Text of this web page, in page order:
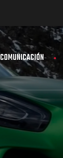
COMUNICACIÓN